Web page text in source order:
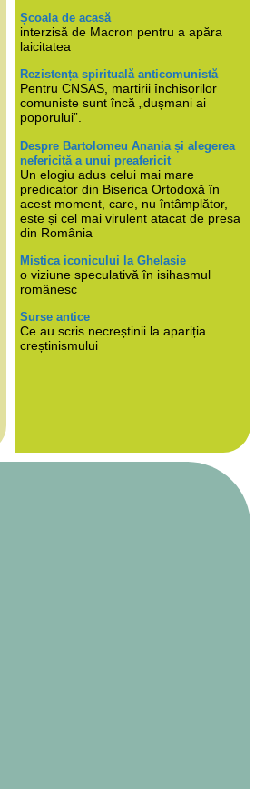
Școala de acasă
interzisă de Macron pentru a apăra
laicitatea
Rezistența spirituală anticomunistă
Pentru CNSAS, martirii închisorilor
comuniste sunt încă „dușmani ai
poporului”.
Despre Bartolomeu Anania și alegerea
nefericită a unui preafericit
Un elogiu adus celui mai mare
predicator din Biserica Ortodoxă în
acest moment, care, nu întâmplător,
este și cel mai virulent atacat de presa
din România
Mistica iconicului la Ghelasie
o viziune speculativă în isihasmul
românesc
Surse antice
Ce au scris necreștinii la apariția
creștinismului